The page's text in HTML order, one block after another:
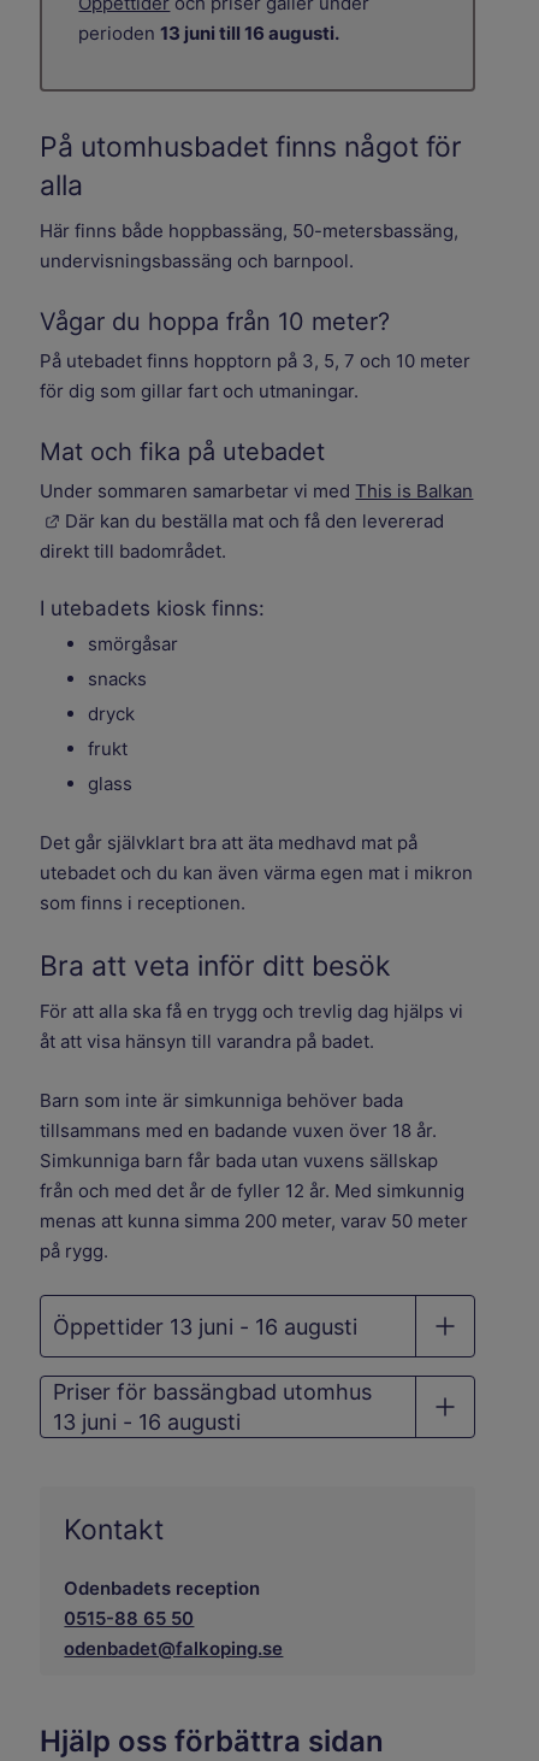
perioden13 juni till 16 augusti.
På utomhusbadet finns något för
alla
Här finns både hoppbassäng, 50-metersbassäng,
undervisningsbassäng och barnpool.
Vågar du hoppa från 10 meter?
På utebadet finns hopptorn på 3, 5, 7 och 10 meter
för dig som gillar fart och utmaningar.
Mat och fika på utebadet
Under sommaren samarbetar vi medThis is Balkan
Länk till annan webbplats.
Där kan du beställa mat och få den levererad
direkt till badområdet.
I utebadets kiosk finns:
smörgåsar
snacks
dryck
frukt
glass
Det går självklart bra att äta medhavd mat på
utebadet och du kan även värma egen mat i mikron
som finns i receptionen.
Bra att veta inför ditt besök
För att alla ska få en trygg och trevlig dag hjälps vi
åt att visa hänsyn till varandra på badet.
Barn som inte är simkunniga behöver bada
tillsammans med en badande vuxen över 18 år.
Simkunniga barn får bada utan vuxens sällskap
från och med det år de fyller 12 år. Med simkunnig
menas att kunna simma 200 meter, varav 50 meter
på rygg.
Öppettider 13 juni - 16 augusti
Priser för bassängbad utomhus
13 juni - 16 augusti
Kontakt
Odenbadets reception
0515-88 65 50
odenbadet@falkoping.se
Hjälp oss förbättra sidan